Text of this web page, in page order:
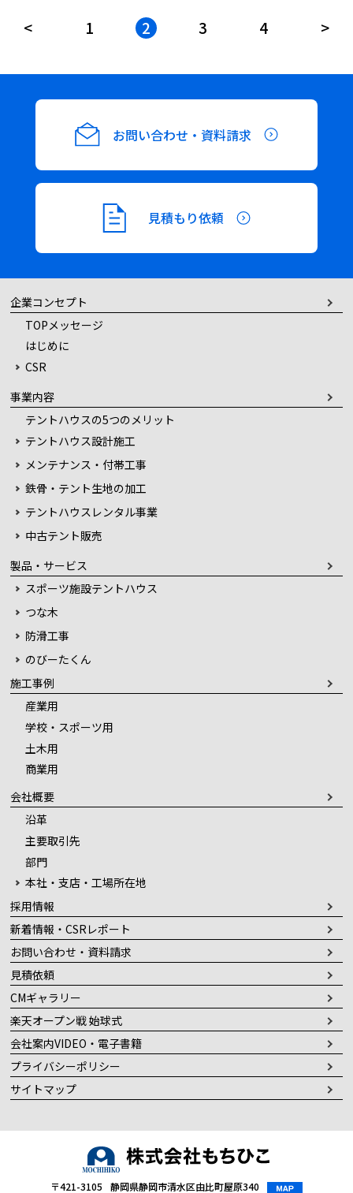
投
稿
ナ
ビ
ゲ
ー
シ
ョ
ン
< 1 2 3 4 >
お問い合わせ・資料請求
見積もり依頼
企業コンセプト
TOPメッセージ
はじめに
CSR
事業内容
テントハウスの5つのメリット
テントハウス設計施工
メンテナンス・付帯工事
鉄骨・テント生地の加工
テントハウスレンタル事業
中古テント販売
製品・サービス
スポーツ施設テントハウス
つな木
防滑工事
のびーたくん
施工事例
産業用
学校・スポーツ用
土木用
商業用
会社概要
沿革
主要取引先
部門
本社・支店・工場所在地
採用情報
新着情報・CSRレポート
お問い合わせ・資料請求
見積依頼
CMギャラリー
楽天オープン戦 始球式
会社案内VIDEO・電子書籍
プライバシーポリシー
サイトマップ
〒421-3105 静岡県静岡市清水区由比町屋原340